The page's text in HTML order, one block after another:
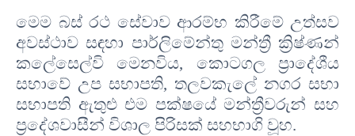
මෙම බස් රථ සේවාව ආරම්භ කිරීමේ උත්සව
අවස්ථාව සඳහා පාර්ලිමේන්තු මන්ත්‍රී ක්‍රිෂ්ණන්
කලේසෙල්වි මෙනවිය,
කොටගල ප්‍රාදේශීය
සභාවේ උප සභාපති, තලවකැලේ නගර සභා
සභාපති ඇතුළු එම පක්ෂයේ මන්ත්‍රීවරුන් සහ
ප්‍රදේශවාසීන් විශාල පිරිසක් සහභාගි වූහ.